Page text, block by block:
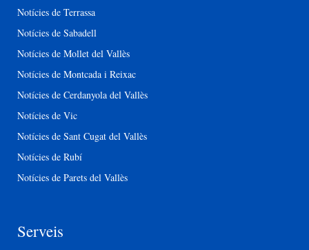
Notícies de Terrassa
Notícies de Sabadell
Notícies de Mollet del Vallès
Notícies de Montcada i Reixac
Notícies de Cerdanyola del Vallès
Notícies de Vic
Notícies de Sant Cugat del Vallès
Notícies de Rubí
Notícies de Parets del Vallès
Serveis